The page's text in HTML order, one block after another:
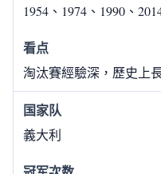
1954、1974、1990、
淘汰賽經驗深，歷史上
義大利